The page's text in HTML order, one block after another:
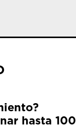
hasta 100